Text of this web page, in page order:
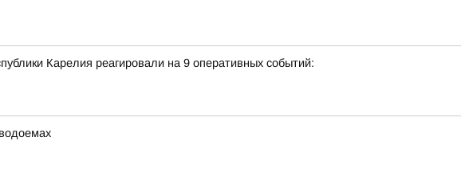
Карелия реагировали на 9 оперативных событий: